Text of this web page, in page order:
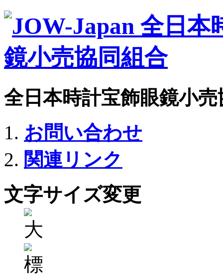
全日本時計宝飾眼鏡小
お問い合わせ
関連リンク
文字サイズ変更